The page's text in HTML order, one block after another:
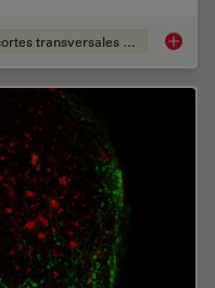
Análisis de cortes transversales para la microelectrónica Burr